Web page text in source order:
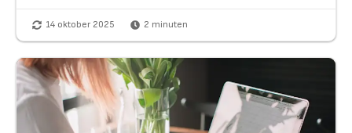
14 oktober 2025 2 minuten